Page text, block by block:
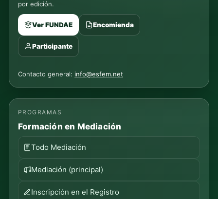
por edición.
Ver FUNDAE Encomienda
Participante
Contacto general: info@esfem.net
PROGRAMAS
Formación en Mediación
Todo Mediación
Mediación (principal)
Inscripción en el Registro